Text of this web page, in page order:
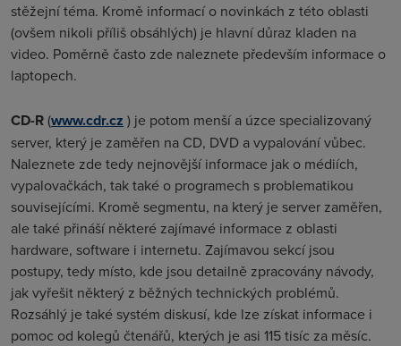
stěžejní téma. Kromě informací o novinkách z této oblasti
(ovšem nikoli příliš obsáhlých) je hlavní důraz kladen na
video. Poměrně často zde naleznete především informace o
laptopech.
CD-R(www.cdr.cz ) je potom menší a úzce specializovaný
server, který je zaměřen na CD, DVD a vypalování vůbec.
Naleznete zde tedy nejnovější informace jak o médiích,
vypalovačkách, tak také o programech s problematikou
souvisejícími. Kromě segmentu, na který je server zaměřen,
ale také přináší některé zajímavé informace z oblasti
hardware, software i internetu. Zajímavou sekcí jsou
postupy, tedy místo, kde jsou detailně zpracovány návody,
jak vyřešit některý z běžných technických problémů.
Rozsáhlý je také systém diskusí, kde lze získat informace i
pomoc od kolegů čtenářů, kterých je asi 115 tisíc za měsíc.